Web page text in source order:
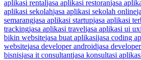
aplikasi rentaljasa aplikasi restoranjasa
aplikasi sekolahjasa aplikasi sekolah online
semarangjasa aplikasi startupjasa aplikasi
trackingjasa aplikasi traveljasa aplikasi ui ux
bikin websitejasa buat aplikasijasa coding
websitejasa developer androidjasa
bisnisjasa it consultantjasa konsultasi